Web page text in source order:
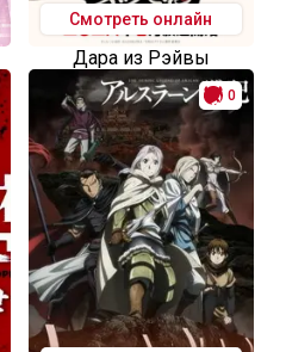
Смотреть онлайн
Дара из Рэйвы
0